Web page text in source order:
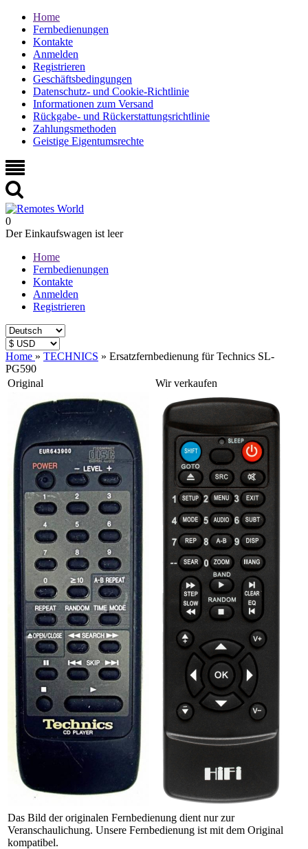
Home
Fernbedienungen
Kontakte
Anmelden
Registrieren
Geschäftsbedingungen
Datenschutz- und Cookie-Richtlinie
Informationen zum Versand
Rückgabe- und Rückerstattungsrichtlinie
Zahlungsmethoden
Geistige Eigentumsrechte
0
Der Einkaufswagen ist leer
Home
Fernbedienungen
Kontakte
Anmelden
Registrieren
Home » TECHNICS » Ersatzfernbedienung für Technics SL-
PG590
Original
Wir verkaufen
Das Bild der originalen Fernbedienung dient nur zur
Veranschaulichung. Unsere Fernbedienung ist mit dem Original
kompatibel.